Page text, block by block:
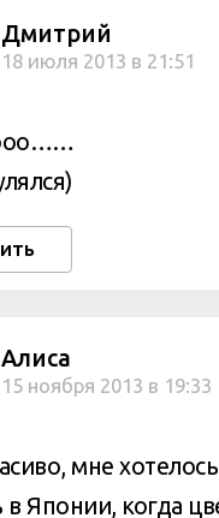
Дмитрий
18 июля 2013 в 21:51
Алиса
15 ноября 2013 в 19:33
мне хотелось
в Японии, когда